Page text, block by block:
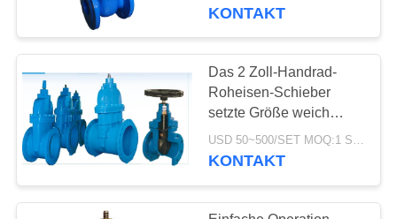
KONTAKT
Das 2 Zoll-Handrad-
Roheisen-Schieber
setzte Größe weich
DN50-600 für Wasser
USD 50~500/SET MOQ:1 Satz
KONTAKT